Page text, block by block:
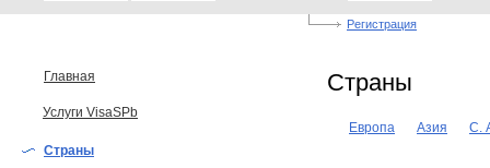
Регистрация
Главная
Услуги VisaSPb
Страны
Страны
Европа Азия С.